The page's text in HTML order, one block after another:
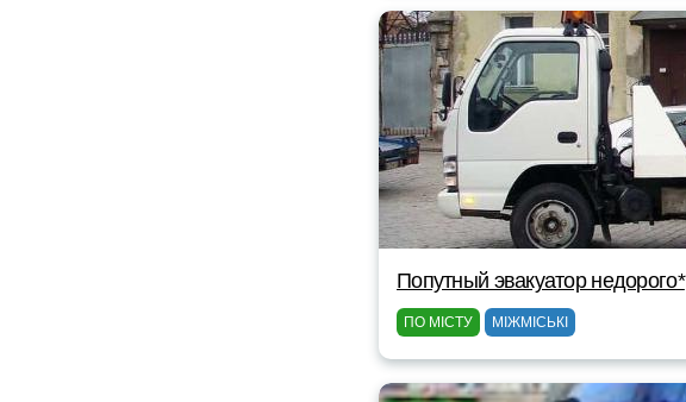
Попутный эвакуатор недорого*
ПО МІСТУ МІЖМІСЬКІ